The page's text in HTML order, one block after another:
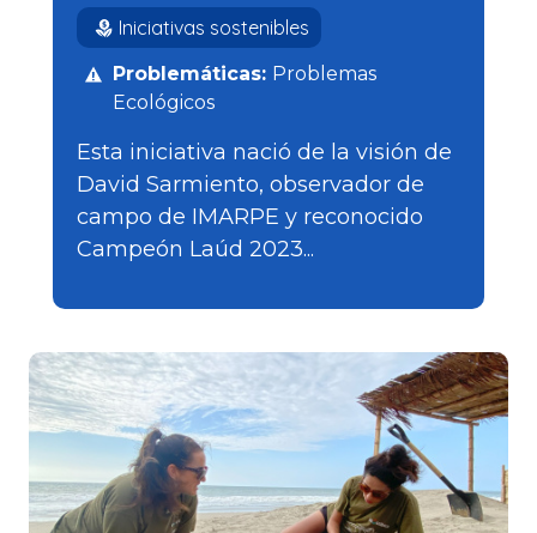
Iniciativas sostenibles
Problemáticas: Problemas
Ecológicos
Esta iniciativa nació de la visión de
David Sarmiento, observador de
campo de IMARPE y reconocido
Campeón Laúd 2023...